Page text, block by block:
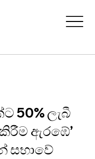
50% ලැබී
ඇරඹේ’
සභාවේ